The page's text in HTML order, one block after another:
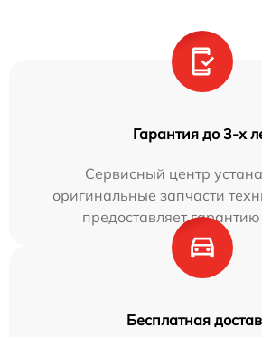
Гарантия до 3-х
Сервисный центр
оригинальные запчасти
предоставляет гарантию
Бесплатная